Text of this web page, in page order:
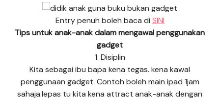
Entry penuh boleh baca di SINI
Tips untuk anak-anak dalam mengawal penggunakan
gadget
1. Disiplin
Kita sebagai ibu bapa kena tegas. kena kawal
penggunaan gadget. Contoh boleh main ipad 1jam
sahaja.lepas tu kita kena attract anak-anak dengan